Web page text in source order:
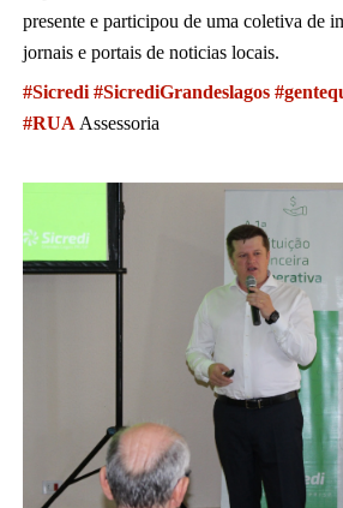
presente e participou de uma coletiva de
jornais e portais de noticias locais.
#Sicredi #SicrediGrandeslagos
#RUA Assessoria